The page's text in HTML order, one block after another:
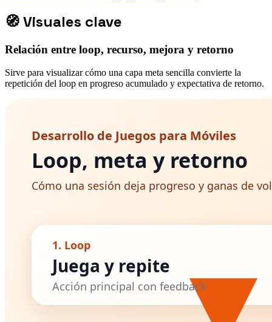
🧭Visuales clave
Relación entre loop, recurso, mejora y retorno
Sirve para visualizar cómo una capa meta sencilla convierte la
repetición del loop en progreso acumulado y expectativa de retorno.